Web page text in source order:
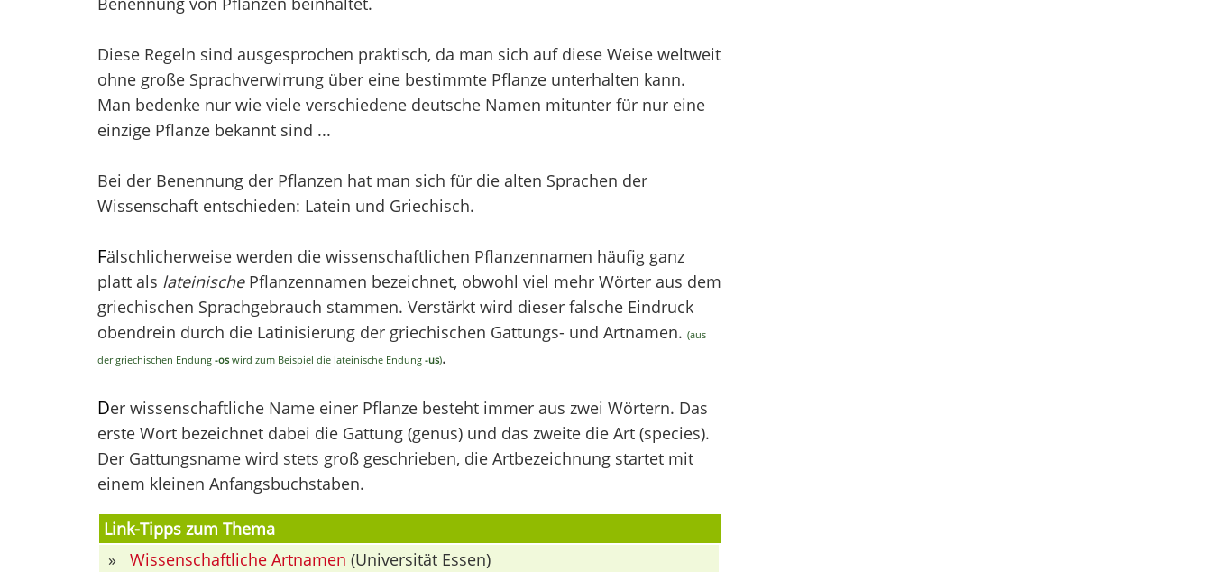
Diese Regeln sind ausgesprochen praktisch, da man sich auf diese Weise weltweit
ohne große Sprachverwirrung über eine bestimmte Pflanze unterhalten kann.
Man bedenke nur wie viele verschiedene deutsche Namen mitunter für nur eine
einzige Pflanze bekannt sind ...
Bei der Benennung der Pflanzen hat man sich für die alten Sprachen der
Wissenschaft entschieden: Latein und Griechisch.
Fälschlicherweise werden die wissenschaftlichen Pflanzennamen häufig ganz
platt als lateinischePflanzennamen bezeichnet, obwohl viel mehr Wörter aus dem
griechischen Sprachgebrauch stammen. Verstärkt wird dieser falsche Eindruck
obendrein durch die Latinisierung der griechischen Gattungs- und Artnamen. (aus
der griechischen Endung -oswird zum Beispiel die lateinische Endung -us).
Der wissenschaftliche Name einer Pflanze besteht immer aus zwei Wörtern. Das
erste Wort bezeichnet dabei die Gattung (genus) und das zweite die Art (species).
Der Gattungsname wird stets groß geschrieben, die Artbezeichnung startet mit
einem kleinen Anfangsbuchstaben.
Link-Tipps zum Thema
»
Wissenschaftliche Artnamen (Universität Essen)